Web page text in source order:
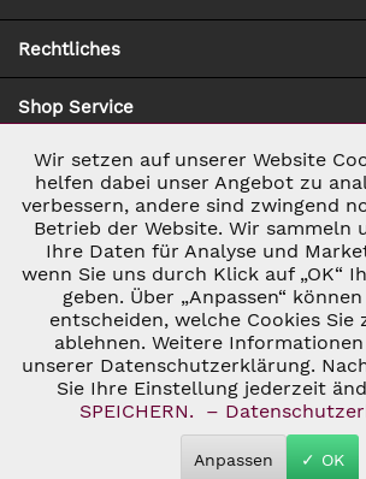
Rechtliches
Shop Service
Zahlung & Versand
* ALLE PREISE INKL. GESETZL.
VERSANDKOSTEN
UND GGF.
ANDERS BESCHRIEBEN
© 2026 C&D WEINHANDEL - ALL RIGHTS
THEMEWARE®
Notwendig
Marketing
Tracking
Personalisierung
Wir setzen auf unserer Website
helfen dabei unser Angebot zu
verbessern, andere sind zwingend
Betrieb der Website. Wir sammeln
Ihre Daten für Analyse und
wenn Sie uns durch Klick auf „OK“
geben. Über „Anpassen“
entscheiden, welche Cookies Sie
ablehnen. Weitere
unserer Datenschutzerklärung.
Sie Ihre Einstellung jederzeit
SPEICHERN.
–
Anpassen ✓ OK